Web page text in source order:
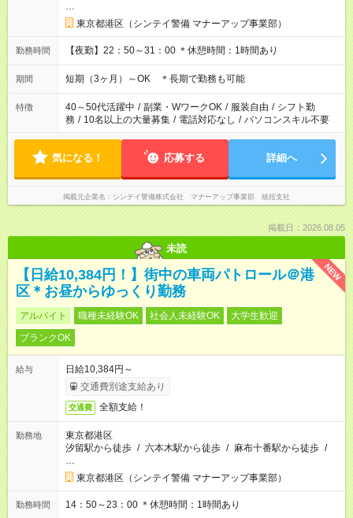
…
東京都港区（シンテイ警備 マナーアップ事業部）
勤務時間 【夜勤】22：50～31：00 ＊休憩時間：1時間あり
期間 短期（3ヶ月）～OK ＊長期で勤務も可能
特徴 40～50代活躍中 / 副業・WワークOK / 服装自由 / シフト勤
務 / 10名以上の大量募集 / 電話対応なし / パソコンスキル不要
気になる！ 応募する 詳細へ
掲載元企業名 シンテイ警備株式会社 マナーアップ事業部 統括支社
掲載日：2026.08.05
未読
NEW
【日給10,384円！】街中の車両パトロール＠港
区＊お昼からゆっくり勤務
アルバイト 職種未経験OK 社会人未経験OK
大学生歓迎
ブランクOK
給与
日給10,384円～
交通費別途支給あり
交通費 全額支給！
勤務地
東京都港区
汐留駅から徒歩 / 六本木駅から徒歩 / 麻布十番駅から徒歩 /
…
東京都港区（シンテイ警備 マナーアップ事業部）
勤務時間 14：50～23：00 ＊休憩時間：1時間あり